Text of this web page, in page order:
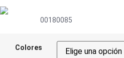
00180085
Colores